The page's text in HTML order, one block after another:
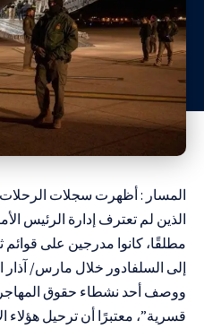
المسار : أظهرت سجلات
الذين لم تعترف إدارة الرئيس
مطلقًا، كانوا مدرجين على
إلى السلفادور خلال مارس/ آذار
ووصف أحد نشطاء حقوق
قسرية”، معتبرًا أن ترحيل